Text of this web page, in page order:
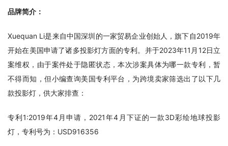
品牌简介：
Xuequan Li是来自中国深圳的一家贸易企业创始人，旗下自2019年
开始在美国申请了诸多投影灯方面的专利。并于2023年11月12日立
案维权，由于案件处于隐匿状态，本次涉案具体为哪一款专利，暂
不得而知，但小编查询美国专利平台，为跨境卖家筛选出了以下几
款投影灯，供大家排查：
专利1:2019年4月申请，2021年4月下证的一款3D彩绘地球投影
灯，专利号为：USD916356